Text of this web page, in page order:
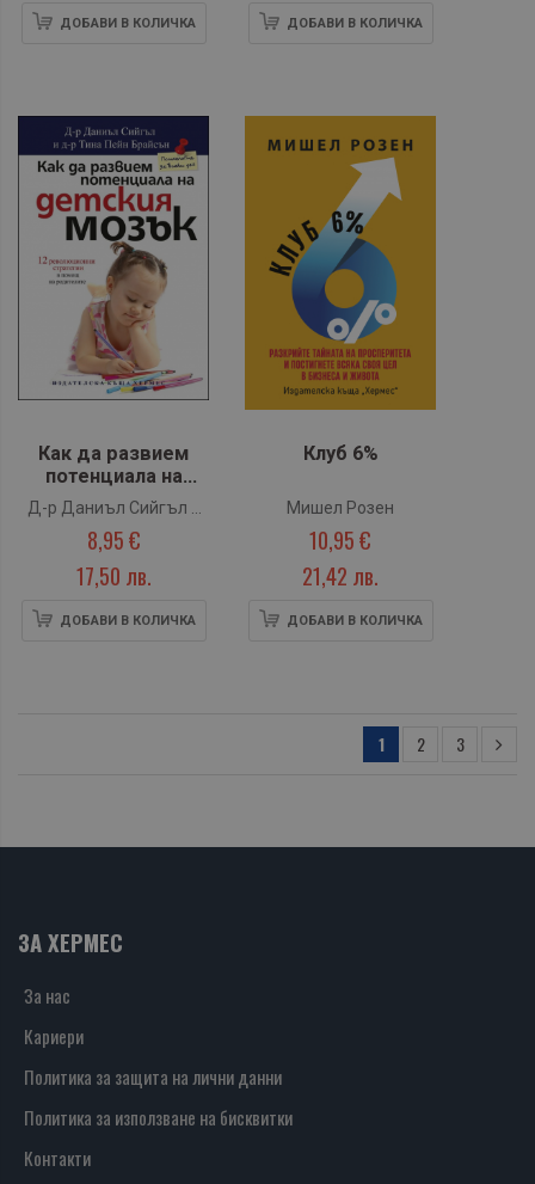
ДОБАВИ В КОЛИЧКА ДОБАВИ В КОЛИЧКА
Как да развием
потенциала на
детския мозък
Д-р Даниъл Сийгъл и
д-р Тина Пейн Брайсън
8,95 €
17,50 лв.
ДОБАВИ В КОЛИЧКА
Клуб 6%
Мишел Розен
10,95 €
21,42 лв.
ДОБАВИ В КОЛИЧКА
1 2 3
ЗА ХЕРМЕС
За нас
Кариери
Политика за защита на лични данни
Политика за използване на бисквитки
Контакти